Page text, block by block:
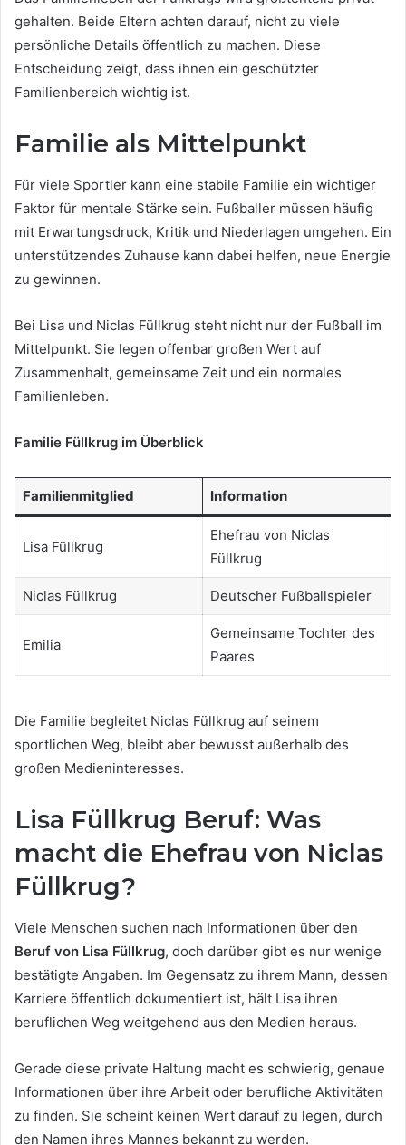
gehalten. Beide Eltern achten darauf, nicht zu viele
persönliche Details öffentlich zu machen. Diese
Entscheidung zeigt, dass ihnen ein geschützter
Familienbereich wichtig ist.
Familie als Mittelpunkt
Für viele Sportler kann eine stabile Familie ein wichtiger
Faktor für mentale Stärke sein. Fußballer müssen häufig
mit Erwartungsdruck, Kritik und Niederlagen umgehen. Ein
unterstützendes Zuhause kann dabei helfen, neue Energie
zu gewinnen.
Bei Lisa und Niclas Füllkrug steht nicht nur der Fußball im
Mittelpunkt. Sie legen offenbar großen Wert auf
Zusammenhalt, gemeinsame Zeit und ein normales
Familienleben.
Familie Füllkrug im Überblick
Familienmitglied Information
Lisa Füllkrug
Ehefrau von Niclas
Füllkrug
Niclas Füllkrug Deutscher Fußballspieler
Emilia
Gemeinsame Tochter des
Paares
Die Familie begleitet Niclas Füllkrug auf seinem
sportlichen Weg, bleibt aber bewusst außerhalb des
großen Medieninteresses.
Lisa Füllkrug Beruf: Was
macht die Ehefrau von Niclas
Füllkrug?
Viele Menschen suchen nach Informationen über den
Beruf von Lisa Füllkrug, doch darüber gibt es nur wenige
bestätigte Angaben. Im Gegensatz zu ihrem Mann, dessen
Karriere öffentlich dokumentiert ist, hält Lisa ihren
beruflichen Weg weitgehend aus den Medien heraus.
Gerade diese private Haltung macht es schwierig, genaue
Informationen über ihre Arbeit oder berufliche Aktivitäten
zu finden. Sie scheint keinen Wert darauf zu legen, durch
den Namen ihres Mannes bekannt zu werden.